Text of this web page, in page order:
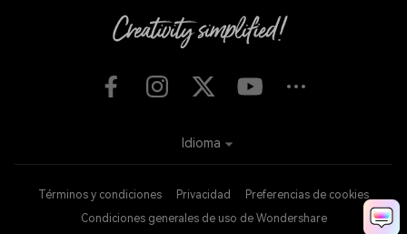
Términos y condiciones Privacidad
Preferencias de cookies
Condiciones generales de uso de Wondershare
Idioma